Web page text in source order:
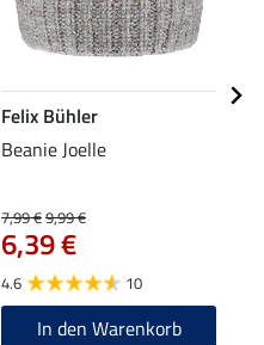
Felix Bühler
Beanie Joelle
7,99 €9,99 €
6,39 €
4.6 10
In den Warenkorb